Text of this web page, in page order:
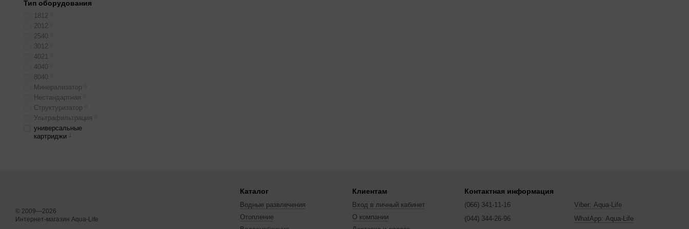
Тип оборудования
1812
2012
2540
3012
4021
4040
8040
Минерализатор
Нестандартная
Структуризатор
Ультрафильтрация
универсальные
картриджи 1
© 2009—2026
Интернет-магазин Aqua-Life
Каталог
Водные развлечения
Отопление
Клиентам
Вход в личный кабинет
О компании
Контактная информация
(066) 341-11-16
(044) 344-26-96
Viber: Aqua-Life
WhatApp: Aqua-Life